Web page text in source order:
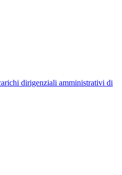
dirigenziali amministrativi di